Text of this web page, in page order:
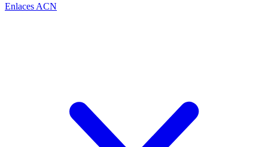
Enlaces ACN